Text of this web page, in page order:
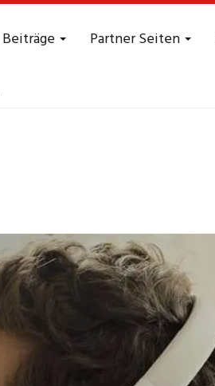
Beiträge Partner Seiten